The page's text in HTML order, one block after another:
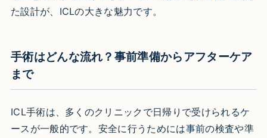
た設計が、ICLの大きな魅力です。
手術はどんな流れ？事前準備からアフターケア
まで
ICL手術は、多くのクリニックで日帰りで受けられるケ
ースが一般的です。安全に行うためには事前の検査や準